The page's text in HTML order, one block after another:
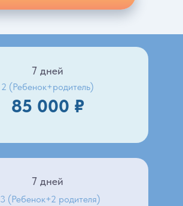
7 дней
3 (Ребенок+2 родителя)
7 дней
85 000 ₽
2 (Ребенок+родитель)